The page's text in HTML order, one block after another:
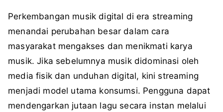
Perkembangan musik digital di era streaming
menandai perubahan besar dalam cara
masyarakat mengakses dan menikmati karya
musik. Jika sebelumnya musik didominasi oleh
media fisik dan unduhan digital, kini streaming
menjadi model utama konsumsi. Pengguna dapat
mendengarkan jutaan lagu secara instan melalui